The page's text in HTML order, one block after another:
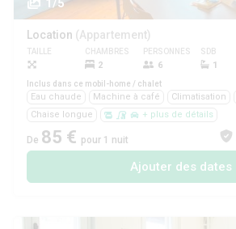
1/5
Location (Appartement)
TAILLE CHAMBRES
2
PERSONNES
6
SDB
1
Inclus dans ce mobil-home / chalet
Eau chaude Machine à café Climatisation
Chaise longue
+ plus de détails
De 85 € pour 1 nuit
Ajouter des dates